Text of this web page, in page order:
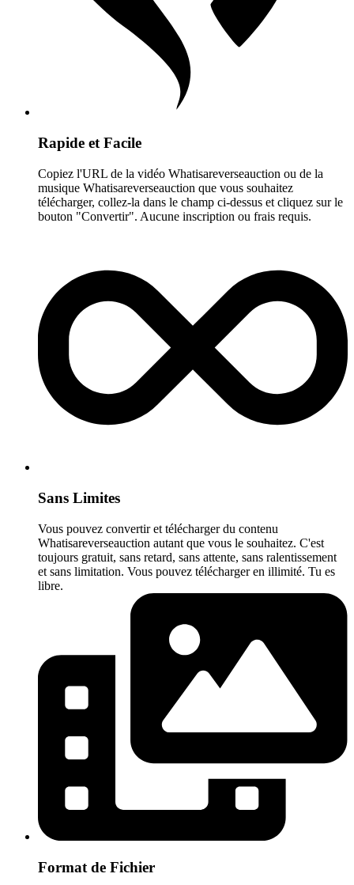
Rapide et Facile
Copiez l'URL de la vidéo Whatisareverseauction ou de la
musique Whatisareverseauction que vous souhaitez
télécharger, collez-la dans le champ ci-dessus et cliquez sur le
bouton "Convertir". Aucune inscription ou frais requis.
Sans Limites
Vous pouvez convertir et télécharger du contenu
Whatisareverseauction autant que vous le souhaitez. C'est
toujours gratuit, sans retard, sans attente, sans ralentissement
et sans limitation. Vous pouvez télécharger en illimité. Tu es
libre.
Format de Fichier